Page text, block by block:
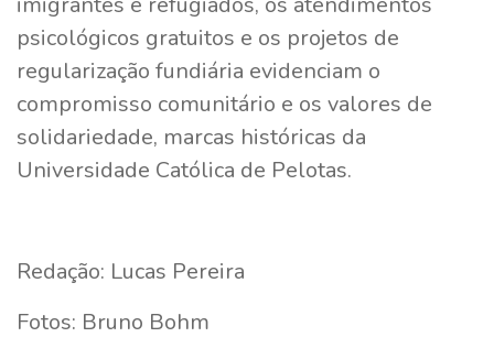
psicológicos gratuitos e os projetos de
regularização fundiária evidenciam o
compromisso comunitário e os valores de
solidariedade, marcas históricas da
Universidade Católica de Pelotas.
Redação: Lucas Pereira
Fotos: Bruno Bohm